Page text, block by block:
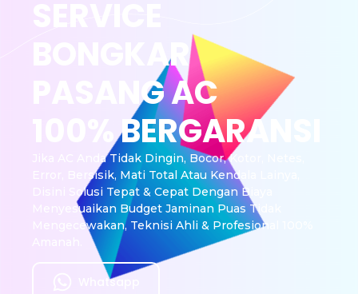
SERVICE
BONGKAR
PASANG AC
100% BERGARANSI
Jika AC Anda Tidak Dingin, Bocor, Kotor, Netes,
Error, Bersisik, Mati Total Atau Kendala Lainya,
Disini Solusi Tepat & Cepat Dengan Biaya
Menyesuaikan Budget Jaminan Puas Tidak
Mengecewakan, Teknisi Ahli & Profesional 100%
Amanah.
Whatsapp